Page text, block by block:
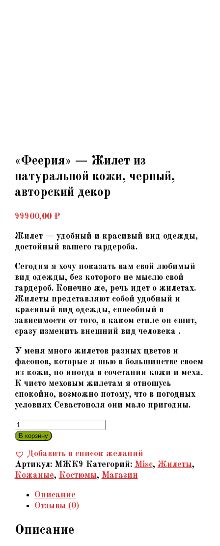
«Феерия» — Жилет из
натуральной кожи, черный,
авторский декор
99900,00 ₽
Жилет — удобный и красивый вид одежды,
достойный вашего гардероба.
Сегодня я хочу показать вам свой любимый
вид одежды, без которого не мыслю свой
гардероб. Конечно же, речь идет о жилетах.
Жилеты представляют собой удобный и
красивый вид одежды, способный в
зависимости от того, в каком стиле он сшит,
сразу изменить внешний вид человека .
У меня много жилетов разных цветов и
фасонов, которые я шью в большинстве своем
из кожи, но иногда в сочетании кожи и меха.
К чисто меховым жилетам я отношусь
спокойно, возможно потому, что в погодных
условиях Севастополя они мало пригодны.
Количество
товара
-
Жилет
из
натуральной
кожи,
черный,
декор
В корзину
Добавить в список желаний
Артикул: МЖК9 Категорий: Misc, Жилеты,
Кожаные, Костюмы, Магазин
Описание
Отзывы (0)
Описание